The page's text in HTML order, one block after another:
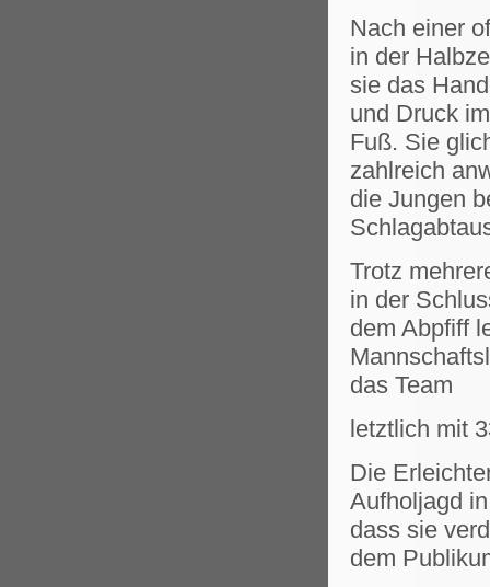
Nach einer
in der
sie das
und Druck
Fuß. Sie
zahlreich
die Jungen
Trotz
in der
dem Abpfiff
das Team
letztlich mit
Die
Aufholjagd
dass sie
dem